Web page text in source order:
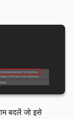
बदलें जो इसे